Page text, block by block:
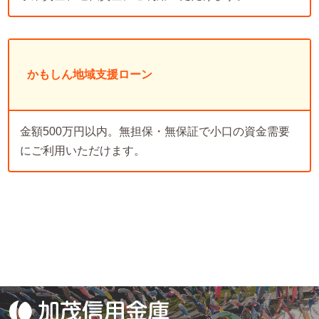
かもしん地域支援ローン
金額500万円以内。無担保・無保証で小口の資金需要
にご利用いただけます。